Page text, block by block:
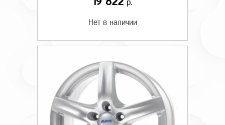
р.
Нет в наличии